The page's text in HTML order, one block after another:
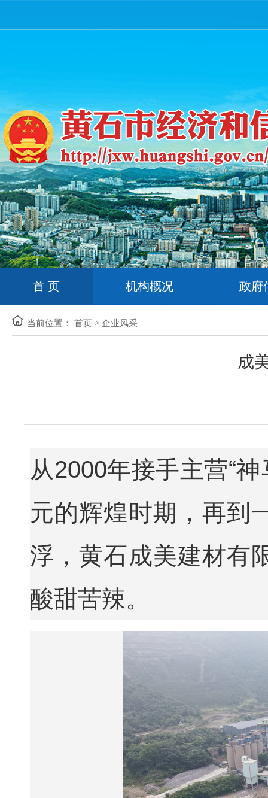
首 页 机构概况 政府
当前位置： 首页 > 企业风采
成
从2000年接手主营“
元的辉煌时期，再到
浮，黄石成美建材有
酸甜苦辣。